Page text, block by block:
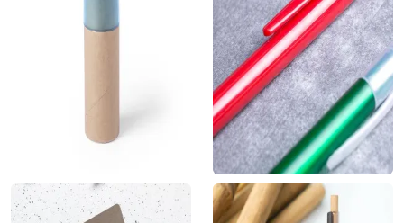
Set de lapiceros
Bolígrafo económico
personalizado